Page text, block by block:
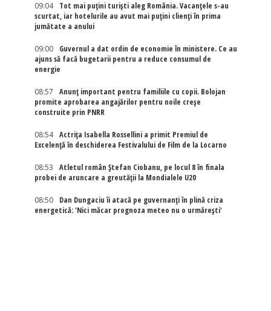
09:04
Tot mai puțini turiști aleg România. Vacanțele s-au
scurtat, iar hotelurile au avut mai puțini clienți în prima
jumătate a anului
09:00
Guvernul a dat ordin de economie în ministere. Ce au
ajuns să facă bugetarii pentru a reduce consumul de
energie
08:57
Anunț important pentru familiile cu copii. Bolojan
promite aprobarea angajărilor pentru noile creșe
construite prin PNRR
08:54
Actriţa Isabella Rossellini a primit Premiul de
Excelenţă în deschiderea Festivalului de Film de la Locarno
08:53
Atletul român Ștefan Ciobanu, pe locul 8 în finala
probei de aruncare a greutății la Mondialele U20
08:50
Dan Dungaciu îi atacă pe guvernanți în plină criza
energetică: 'Nici măcar prognoza meteo nu o urmărești'